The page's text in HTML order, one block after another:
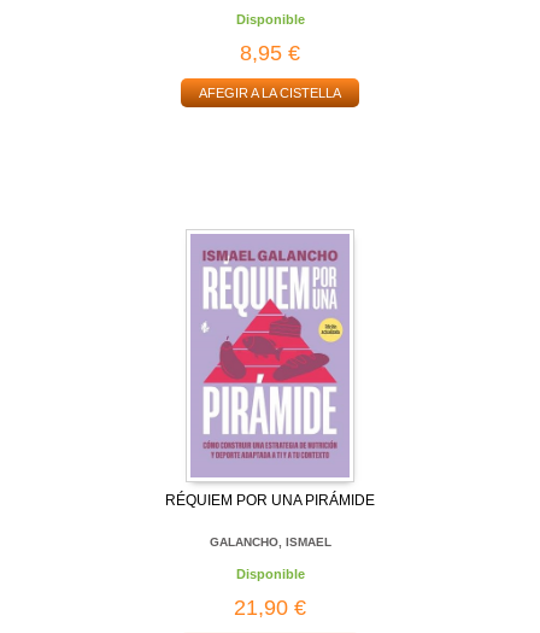
Disponible
8,95 €
AFEGIR A LA CISTELLA
RÉQUIEM POR UNA PIRÁMIDE
GALANCHO, ISMAEL
Disponible
21,90 €